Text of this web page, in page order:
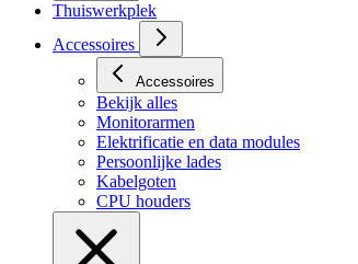
Thuiswerkplek
Accessoires
Accessoires
Bekijk alles
Monitorarmen
Elektrificatie en data modules
Persoonlijke lades
Kabelgoten
CPU houders